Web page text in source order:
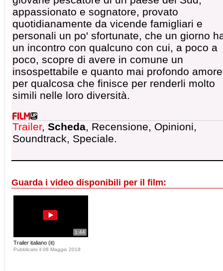
appassionato e sognatore, provato
quotidianamente da vicende famigliari e
personali un po' sfortunate, che un giorno
un incontro con qualcuno con cui, a poco a
poco, scopre di avere in comune un
insospettabile e quanto mai profondo amore
per qualcosa che finisce per renderli molto
simili nelle loro diversità.
Trailer, Scheda, Recensione, Opinioni,
Soundtrack, Speciale.
Guarda i video disponibili per il film:
1:44
Trailer italiano (it)
Pubblicato il 08 Maggio 2018